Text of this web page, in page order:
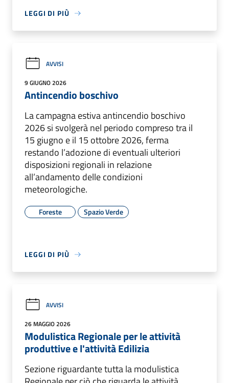
LEGGI DI PIÙ
AVVISI
9 GIUGNO 2026
Antincendio boschivo
La campagna estiva antincendio boschivo
2026 si svolgerà nel periodo compreso tra il
15 giugno e il 15 ottobre 2026, ferma
restando l’adozione di eventuali ulteriori
disposizioni regionali in relazione
all’andamento delle condizioni
meteorologiche.
Foreste Spazio Verde
LEGGI DI PIÙ
AVVISI
26 MAGGIO 2026
Modulistica Regionale per le attività
produttive e l'attività Edilizia
Sezione riguardante tutta la modulistica